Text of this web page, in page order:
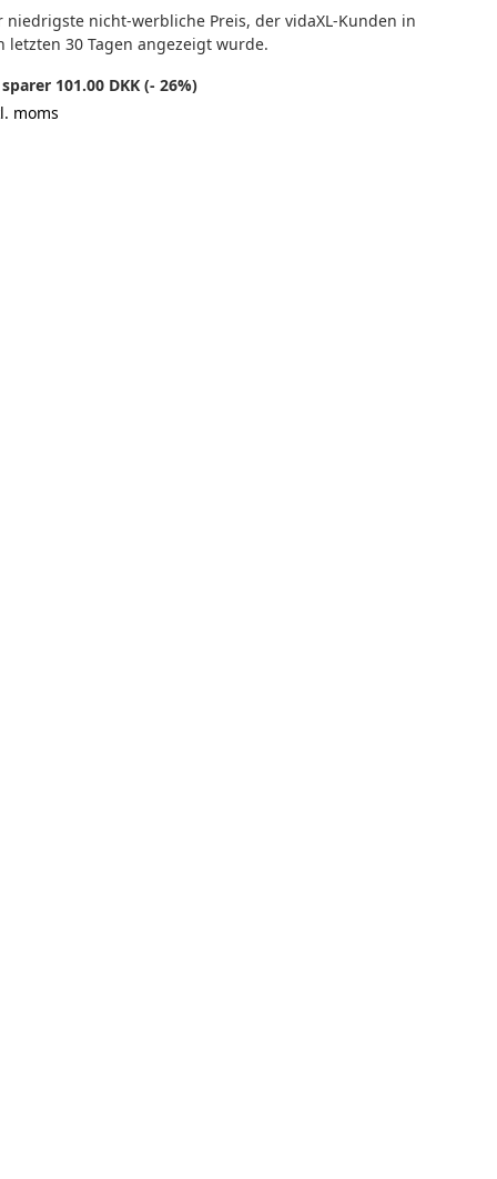
niedrigste nicht-werbliche Preis, der vidaXL-Kunden in
letzten 30 Tagen angezeigt wurde.
101.00 DKK (- 26%)
moms